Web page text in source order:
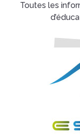
Toutes les